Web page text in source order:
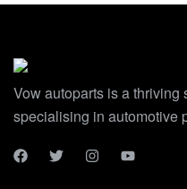
Vow autoparts is a
specialising in automotive